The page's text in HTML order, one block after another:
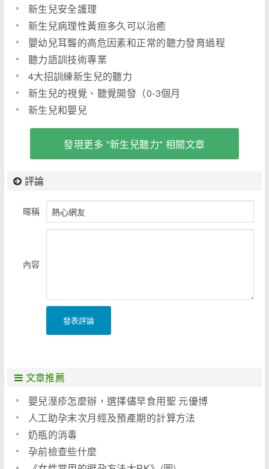
新生兒安全護理
新生兒病理性黃疸多久可以治癒
嬰幼兒耳聾的高危因素和正常的聽力發育過程
聽力語訓技術專業
4大招訓練新生兒的聽力
新生兒的視覺、聽覺開發（0-3個月
新生兒和嬰兒
發現更多 "新生兒聽力" 相關文章
評論
暱稱
內容
發表評論
文章推薦
嬰兒溼疹怎麼辦，選擇儘早食用聖 元優博
人工助孕末次月經及預產期的計算方法
奶瓶的消毒
孕前檢查些什麼